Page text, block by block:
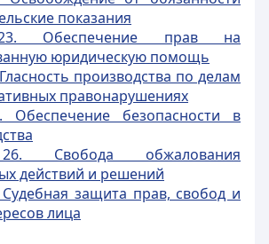
показания
Обеспечение прав на
юридическую помощь
производства по делам
правонарушениях
Обеспечение безопасности в
Свобода обжалования
действий и решений
Судебная защита прав, свобод и
лица